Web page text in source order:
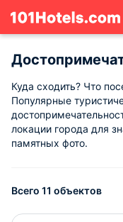
Куда сходить? Что
Популярные
локации города для
памятных фото.
Всего 11 объектов